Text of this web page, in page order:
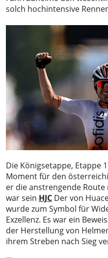
solch hochintensive
Die Königsetappe, Etappe
Moment für den
er die anstrengende
war sein HJC Der von
wurde zum Symbol für
Exzellenz. Es war ein
der Herstellung von
ihrem Streben nach Sieg